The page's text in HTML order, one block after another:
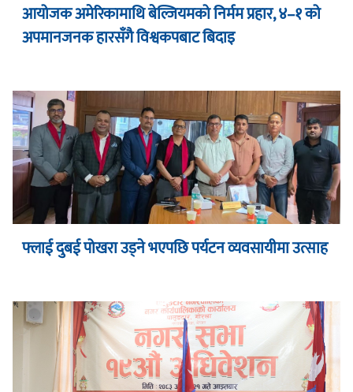
आयोजक अमेरिकामाथि बेल्जियमको निर्मम प्रहार, ४–१ को
अपमानजनक हारसँगै विश्वकपबाट बिदाइ
फ्लाई दुबई पोखरा उड्ने भएपछि पर्यटन व्यवसायीमा उत्साह